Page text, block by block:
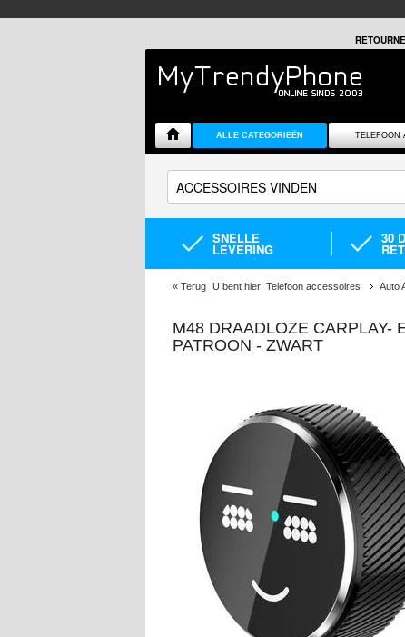
ALLE CATEGORIEËN TELEFOON
SNELLE
LEVERING
30
« Terug U bent hier: Telefoon accessoires Auto
M48 DRAADLOZE CARPLAY-
PATROON - ZWART